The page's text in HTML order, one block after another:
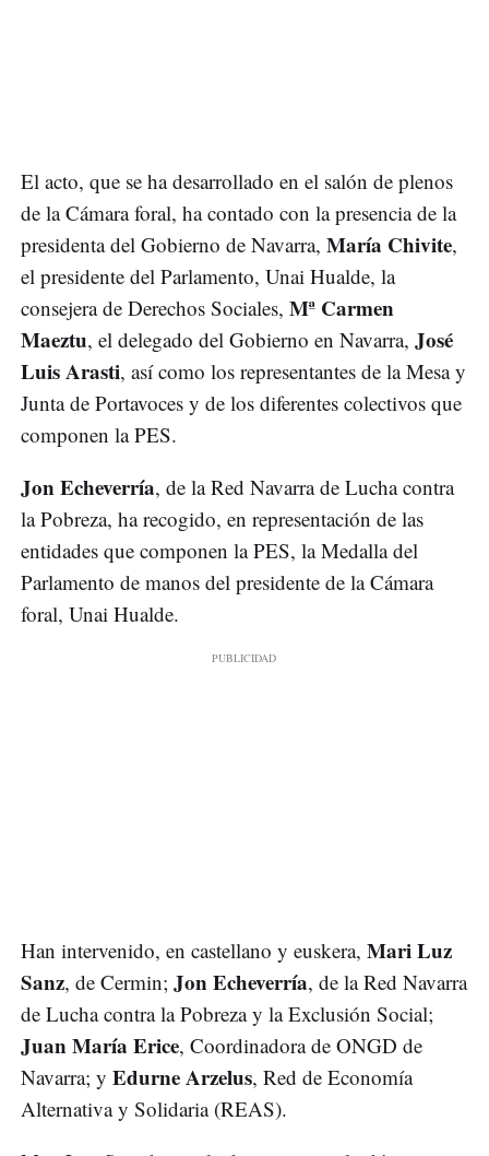
El acto, que se ha desarrollado en el salón de plenos
de la Cámara foral, ha contado con la presencia de la
presidenta del Gobierno de Navarra, María Chivite,
el presidente del Parlamento, Unai Hualde, la
consejera de Derechos Sociales, Mª Carmen
Maeztu, el delegado del Gobierno en Navarra, José
Luis Arasti, así como los representantes de la Mesa y
Junta de Portavoces y de los diferentes colectivos que
componen la PES.
Jon Echeverría, de la Red Navarra de Lucha contra
la Pobreza, ha recogido, en representación de las
entidades que componen la PES, la Medalla del
Parlamento de manos del presidente de la Cámara
foral, Unai Hualde.
Han intervenido, en castellano y euskera, Mari Luz
Sanz, de Cermin; Jon Echeverría, de la Red Navarra
de Lucha contra la Pobreza y la Exclusión Social;
Juan María Erice, Coordinadora de ONGD de
Navarra; y Edurne Arzelus, Red de Economía
Alternativa y Solidaria (REAS).